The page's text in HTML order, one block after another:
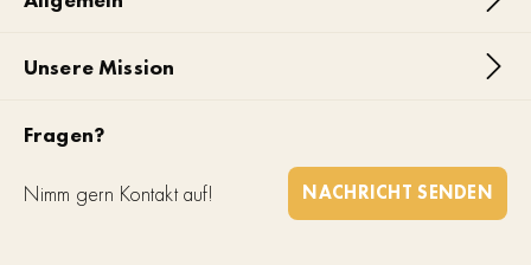
Unsere Mission
Fragen?
Nimm gern Kontakt auf! NACHRICHT SENDEN